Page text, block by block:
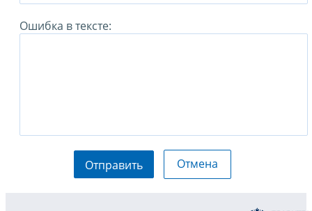
Ошибка в тексте:
Отправить Отмена